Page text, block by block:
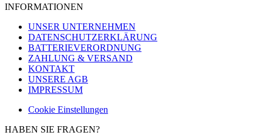
INFORMATIONEN
UNSER UNTERNEHMEN
DATENSCHUTZERKLÄRUNG
BATTERIEVERORDNUNG
ZAHLUNG & VERSAND
KONTAKT
UNSERE AGB
IMPRESSUM
Cookie Einstellungen
HABEN SIE FRAGEN?